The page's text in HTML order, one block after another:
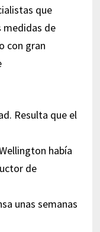
que
medidas de
con gran
Resulta que el
había
de
unas semanas